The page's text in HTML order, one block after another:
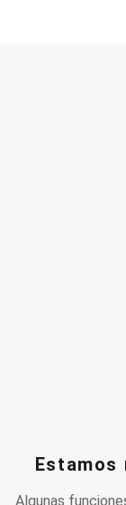
Estamos
Algunas